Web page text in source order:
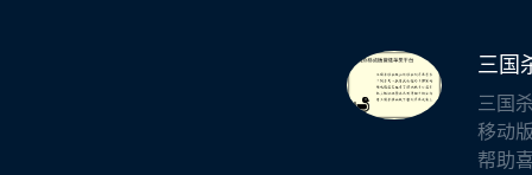
三国
三国
移动
帮助